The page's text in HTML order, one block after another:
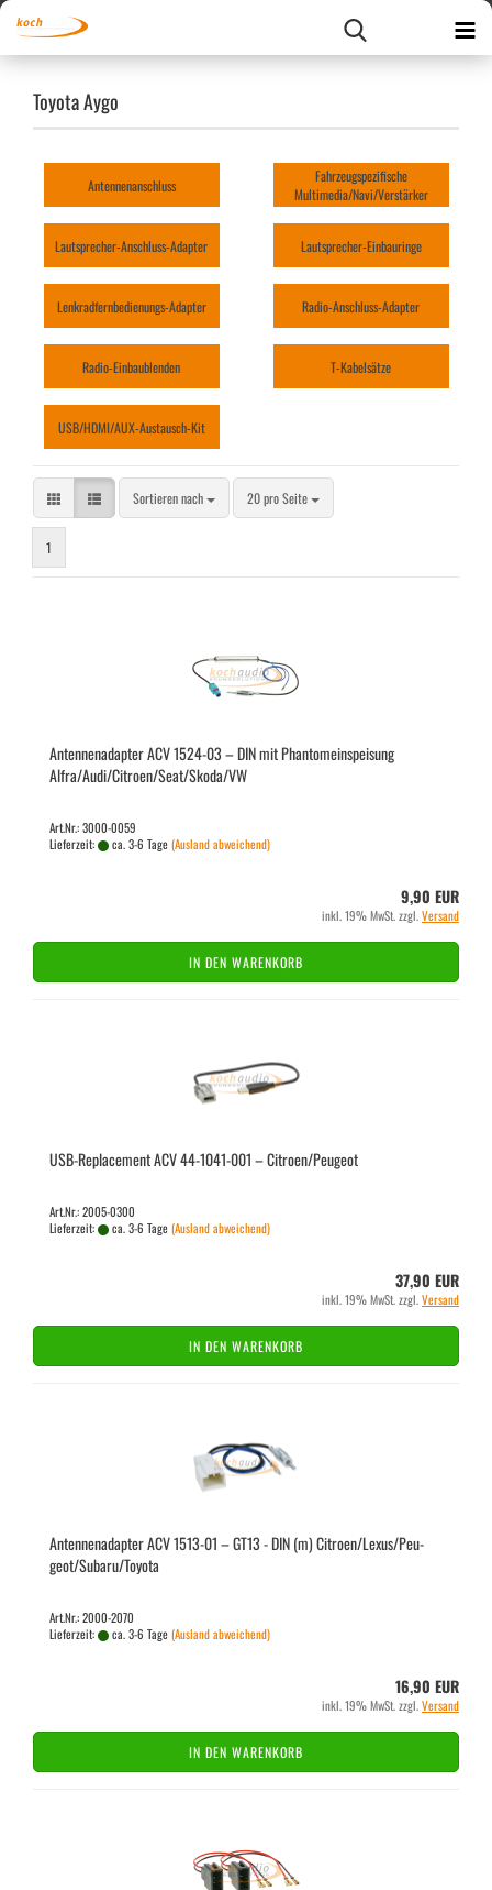
Toyota Aygo
Antennenanschluss
Fahrzeugspezifische
Multimedia/Navi/Verstärker
Lautsprecher-Anschluss-Adapter Lautsprecher-Einbauringe
Lenkradfernbedienungs-Adapter Radio-Anschluss-Adapter
Radio-Einbaublenden T-Kabelsätze
USB/HDMI/AUX-Austausch-Kit
Sortieren nach
Sortieren nach 20 pro Seite
pro Seite
1
An­ten­nen­ad­ap­ter ACV 1524-​03 – DIN mit Phan­tom­ein­spei­sung
Alfra/Audi/Ci­tro­en/Seat/Skoda/VW
Art.Nr.: 3000-0059
Lieferzeit:
ca. 3-6 Tage(Ausland abweichend)
9,90 EUR
inkl. 19% MwSt. zzgl.Versand
IN DEN WARENKORB
USB-​Re­pla­ce­ment ACV 44-​1041-​001 – Ci­tro­en/Peu­geot
Art.Nr.: 2005-0300
Lieferzeit:
ca. 3-6 Tage(Ausland abweichend)
37,90 EUR
inkl. 19% MwSt. zzgl.Versand
IN DEN WARENKORB
An­ten­nen­ad­ap­ter ACV 1513-​01 – GT13 - DIN (m) Ci­tro­en/Lexus/Peu­
geot/Sub­a­ru/To­yo­ta
Art.Nr.: 2000-2070
Lieferzeit:
ca. 3-6 Tage(Ausland abweichend)
16,90 EUR
inkl. 19% MwSt. zzgl.Versand
IN DEN WARENKORB